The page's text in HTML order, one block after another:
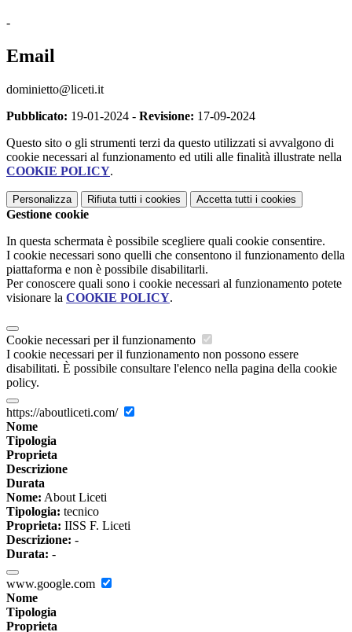
-
Email
dominietto@liceti.it
Pubblicato: 19-01-2024 - Revisione: 17-09-2024
Questo sito o gli strumenti terzi da questo utilizzati si avvalgono di
cookie necessari al funzionamento ed utili alle finalità illustrate nella
COOKIE POLICY.
Personalizza Rifiuta tutti i cookies Accetta tutti i cookies
Gestione cookie
In questa schermata è possibile scegliere quali cookie consentire.
I cookie necessari sono quelli che consentono il funzionamento della
piattaforma e non è possibile disabilitarli.
Per conoscere quali sono i cookie necessari al funzionamento potete
visionare la COOKIE POLICY.
Cookie necessari per il funzionamento
I cookie necessari per il funzionamento non possono essere
disabilitati. È possibile consultare l'elenco nella pagina della cookie
policy.
https://aboutliceti.com/
Nome
Tipologia
Proprieta
Descrizione
Durata
Nome: About Liceti
Tipologia: tecnico
Proprieta: IISS F. Liceti
Descrizione: -
Durata: -
www.google.com
Nome
Tipologia
Proprieta